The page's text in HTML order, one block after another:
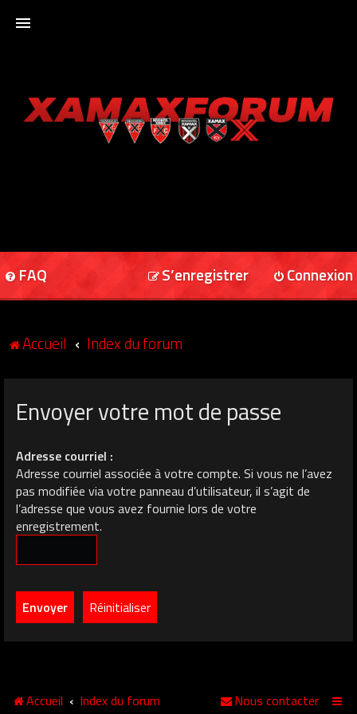
XAMAXFORUM
FAQ Connexion
S’enregistrer
Accueil Index du forum
Envoyer votre mot de passe
Adresse courriel :
Adresse courriel associée à votre compte. Si vous ne l’avez
pas modifiée via votre panneau d’utilisateur, il s’agit de
l’adresse que vous avez fournie lors de votre
enregistrement.
Accueil Index du forum Nous contacter